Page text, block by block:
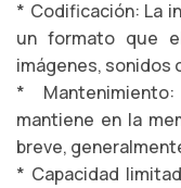
* Codificación: La
un formato que
imágenes, sonidos
*
mantiene en la
breve,
* Capacidad